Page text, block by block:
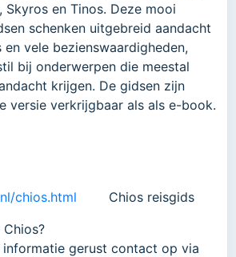
Skyros en Tinos. Deze mooi
schenken uitgebreid aandacht
en vele bezienswaardigheden,
bij onderwerpen die meestal
krijgen. De gidsen zijn
versie verkrijgbaar als als e-book.
chios.html Chios reisgids
informatie gerust contact op via